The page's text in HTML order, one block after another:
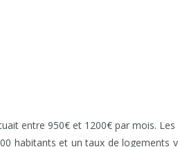
entre 950€ et 1200€ par mois.
et un taux de logements